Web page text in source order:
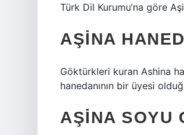
Türk Dil Kurumu’na göre
AŞINA
Göktürkleri kuran Ashina
hanedanının bir üyesi
AŞINA SOYU